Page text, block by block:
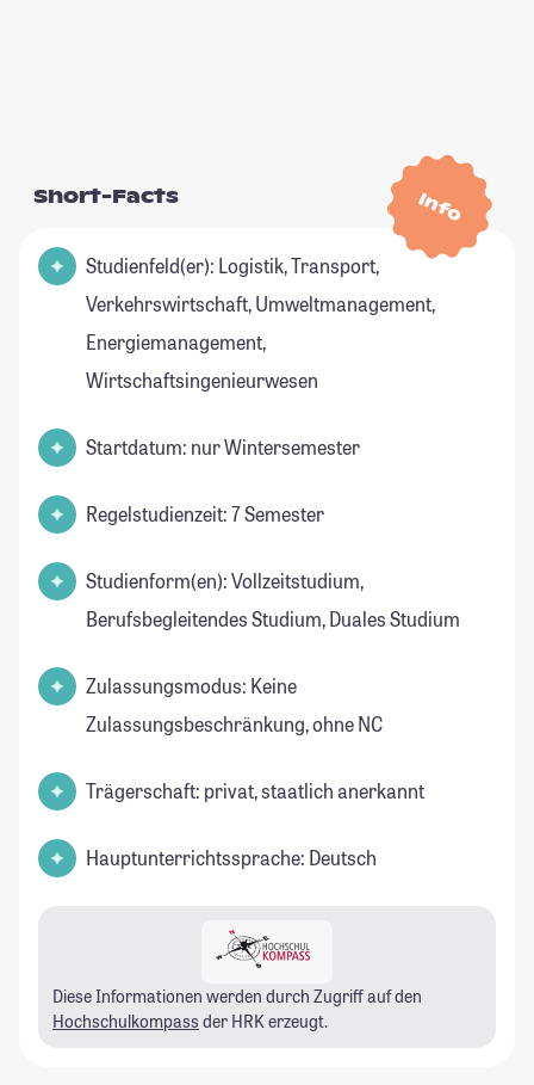
Info
Short-Facts
Studienfeld(er): Logistik, Transport,
Verkehrswirtschaft, Umweltmanagement,
Energiemanagement,
Wirtschaftsingenieurwesen
Startdatum: nur Wintersemester
Regelstudienzeit: 7 Semester
Studienform(en): Vollzeitstudium,
Berufsbegleitendes Studium, Duales Studium
Zulassungsmodus: Keine
Zulassungsbeschränkung, ohne NC
Trägerschaft: privat, staatlich anerkannt
Hauptunterrichtssprache: Deutsch
Diese Informationen werden durch Zugriff auf den
Hochschulkompass der HRK erzeugt.